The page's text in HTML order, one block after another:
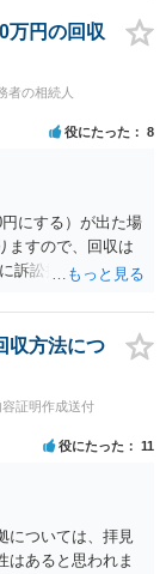
来ますが、できな
については先述の
えのほど強いもの
れるものです。 親
また、親に対す
いものです。 生
万円の回収
者の相続人
役にたった 8
にする）が出た場
ますので、回収は
訴訟提起などを進
収方法につ
容証明作成送付
役にたった 11
については、拝見
はあると思われま